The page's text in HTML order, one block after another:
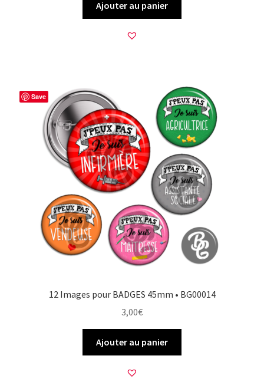
Ajouter au panier
Save
12 Images pour BADGES 45mm • BG00014
3,00€
Ajouter au panier